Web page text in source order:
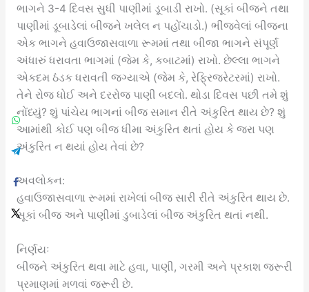
ભાગને 3-4 દિવસ સુધી પાણીમાં ડૂબાડી રાખો. (સૂકાં બીજને તથા
પાણીમાં ડૂબાડેલાં બીજને ખલેલ ન પહોંચાડો.) ભીંજવેલાં બીજના
એક ભાગને હવાઉજાસવાળા રૂમમાં તથા બીજા ભાગને સંપૂર્ણ
અંધારું ધરાવતા ભાગમાં (જેમ કે, કબાટમાં) રાખો. છેલ્લા ભાગને
એકદમ ઠંડક ધરાવતી જગ્યાએ (જેમ કે, રેફ્રિજરેટરમાં) રાખો.
તેને રોજ ધોઈ અને દરરોજ પાણી બદલો. થોડા દિવસ પછી તમે શું
નોંધ્યું? શું પાંચેય ભાગનાં બીજ સમાન રીતે અંકુરિત થાય છે? શું
આમાંથી કોઈ પણ બીજ ધીમા અંકુરિત થતાં હોય કે જરા પણ
અંકુરિત ન થયાં હોય તેવાં છે?
અવલોકન:
હવાઉજાસવાળા રૂમમાં રાખેલાં બીજ સારી રીતે અંકુરિત થાય છે.
સૂકાં બીજ અને પાણીમાં ડુબાડેલાં બીજ અંકુરિત થતાં નથી.
નિર્ણયઃ
બીજને અંકુરિત થવા માટે હવા, પાણી, ગરમી અને પ્રકાશ જરૂરી
પ્રમાણમાં મળવાં જરૂરી છે.